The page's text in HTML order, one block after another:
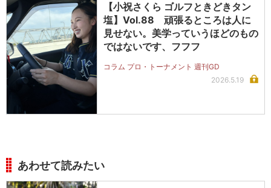
【小祝さくら ゴルフときどきタン
塩】Vol.88 頑張るところは人に
見せない。美学っていうほどのもの
ではないです、フフフ
コラム プロ・トーナメント 週刊GD
2026.5.19
あわせて読みたい